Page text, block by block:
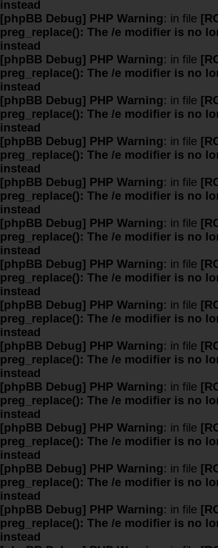
instead
[phpBB Debug] PHP Warning: in file
preg_replace(): The /e modifier is no
instead
[phpBB Debug] PHP Warning: in file
preg_replace(): The /e modifier is no
instead
[phpBB Debug] PHP Warning: in file
preg_replace(): The /e modifier is no
instead
[phpBB Debug] PHP Warning: in file
preg_replace(): The /e modifier is no
instead
[phpBB Debug] PHP Warning: in file
preg_replace(): The /e modifier is no
instead
[phpBB Debug] PHP Warning: in file
preg_replace(): The /e modifier is no
instead
[phpBB Debug] PHP Warning: in file
preg_replace(): The /e modifier is no
instead
[phpBB Debug] PHP Warning: in file
preg_replace(): The /e modifier is no
instead
[phpBB Debug] PHP Warning: in file
preg_replace(): The /e modifier is no
instead
[phpBB Debug] PHP Warning: in file
preg_replace(): The /e modifier is no
instead
[phpBB Debug] PHP Warning: in file
preg_replace(): The /e modifier is no
instead
[phpBB Debug] PHP Warning: in file
preg_replace(): The /e modifier is no
instead
[phpBB Debug] PHP Warning: in file
preg_replace(): The /e modifier is no
instead